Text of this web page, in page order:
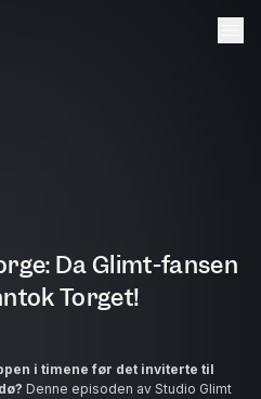
Da Glimt-fansen
Torget!
i timene før det inviterte til
Denne episoden av Studio Glimt